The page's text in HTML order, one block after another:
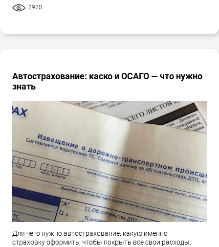
2970
Автострахование: каско и ОСАГО — что нужно
знать
Для чего нужно автострахование, какую именно
страховку оформить, чтобы покрыть все свои расходы.